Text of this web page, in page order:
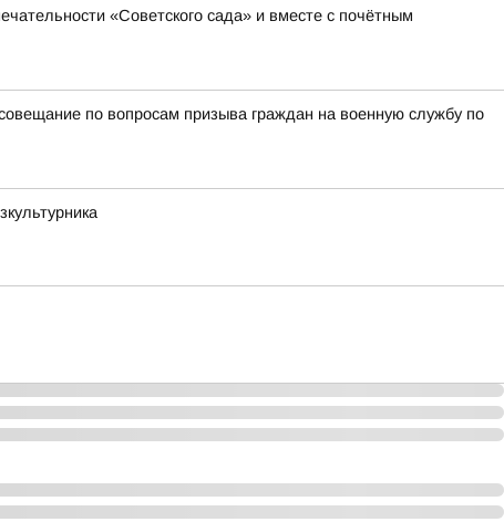
«Советского сада» и вместе с почётным
по вопросам призыва граждан на военную службу по